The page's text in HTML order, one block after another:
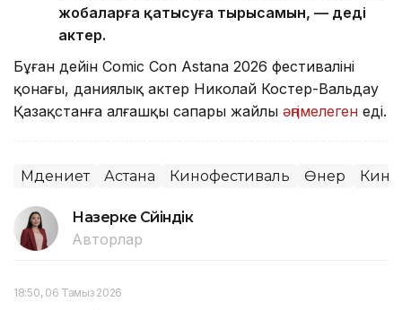
жобаларға қатысуға тырысамын, — деді
актер.
Бұған дейін Comic Con Astana 2026 фестивалінің
қонағы, даниялық актер Николай Костер-Вальдау
Қазақстанға алғашқы сапары жайлы әңгімелеген еді.
Мәдениет Астана Кинофестиваль Өнер Кино
Назерке Сүйіндік
Авторлар
18:50, 06 Тамыз 2026